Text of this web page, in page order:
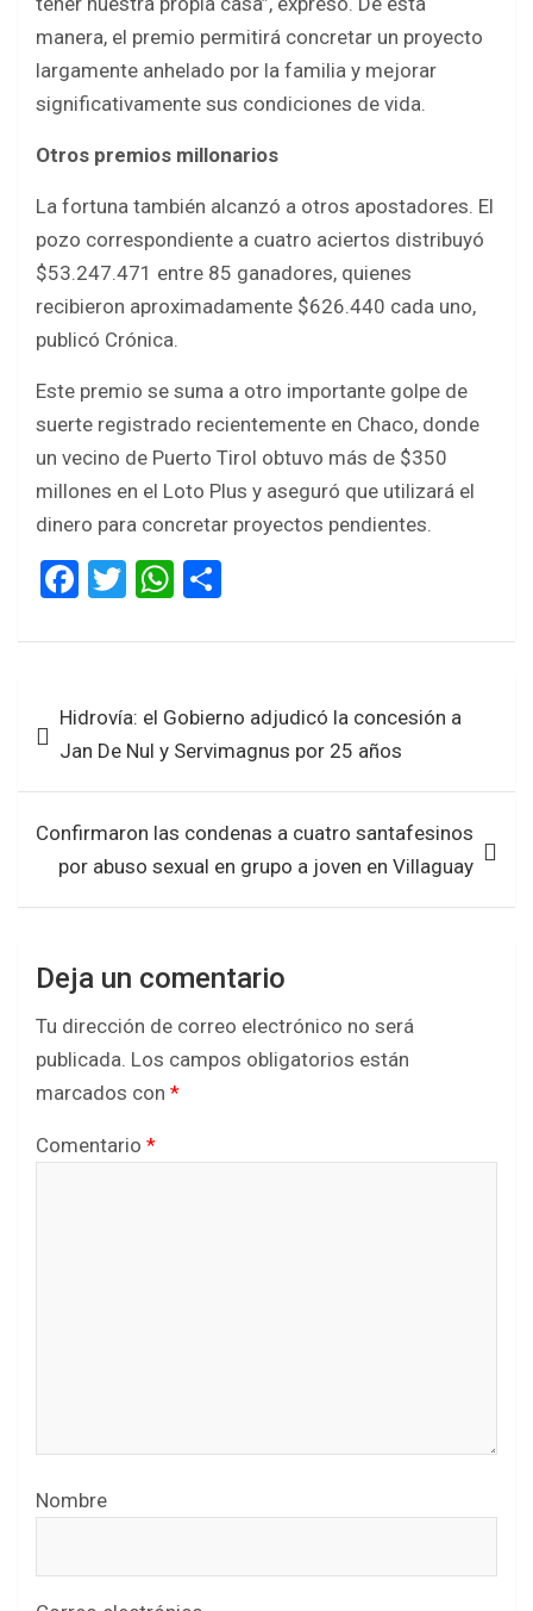
manera, el premio permitirá concretar un proyecto
largamente anhelado por la familia y mejorar
significativamente sus condiciones de vida.
Otros premios millonarios
La fortuna también alcanzó a otros apostadores. El
pozo correspondiente a cuatro aciertos distribuyó
$53.247.471 entre 85 ganadores, quienes
recibieron aproximadamente $626.440 cada uno,
publicó Crónica.
Este premio se suma a otro importante golpe de
suerte registrado recientemente en Chaco, donde
un vecino de Puerto Tirol obtuvo más de $350
millones en el Loto Plus y aseguró que utilizará el
dinero para concretar proyectos pendientes.
F
ce
o
o
k
T
tt
W
at
A
p
p
ar
de Hidrovía: el Gobierno adjudicó la concesión a
Jan De Nul y Servimagnus por 25 años
Confirmaron las condenas a cuatro santafesinos
por abuso sexual en grupo a joven en Villaguay
Deja un comentario
Tu dirección de correo electrónico no será
publicada. Los campos obligatorios están
marcados con *
Comentario *
Nombre